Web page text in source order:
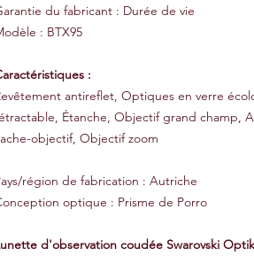
du fabricant : Durée de vie
: BTX95
:
antireflet, Optiques en verre
Étanche, Objectif grand champ,
objectif, Objectif zoom
région de fabrication : Autriche
optique : Prisme de Porro
d'observation coudée Swarovski